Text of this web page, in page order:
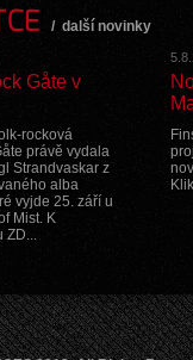
/ další novinky
Gåte v
rocková
právě vydala
Strandvaskar z
alba
vyjde 25. září u
Mist. K
ZD...